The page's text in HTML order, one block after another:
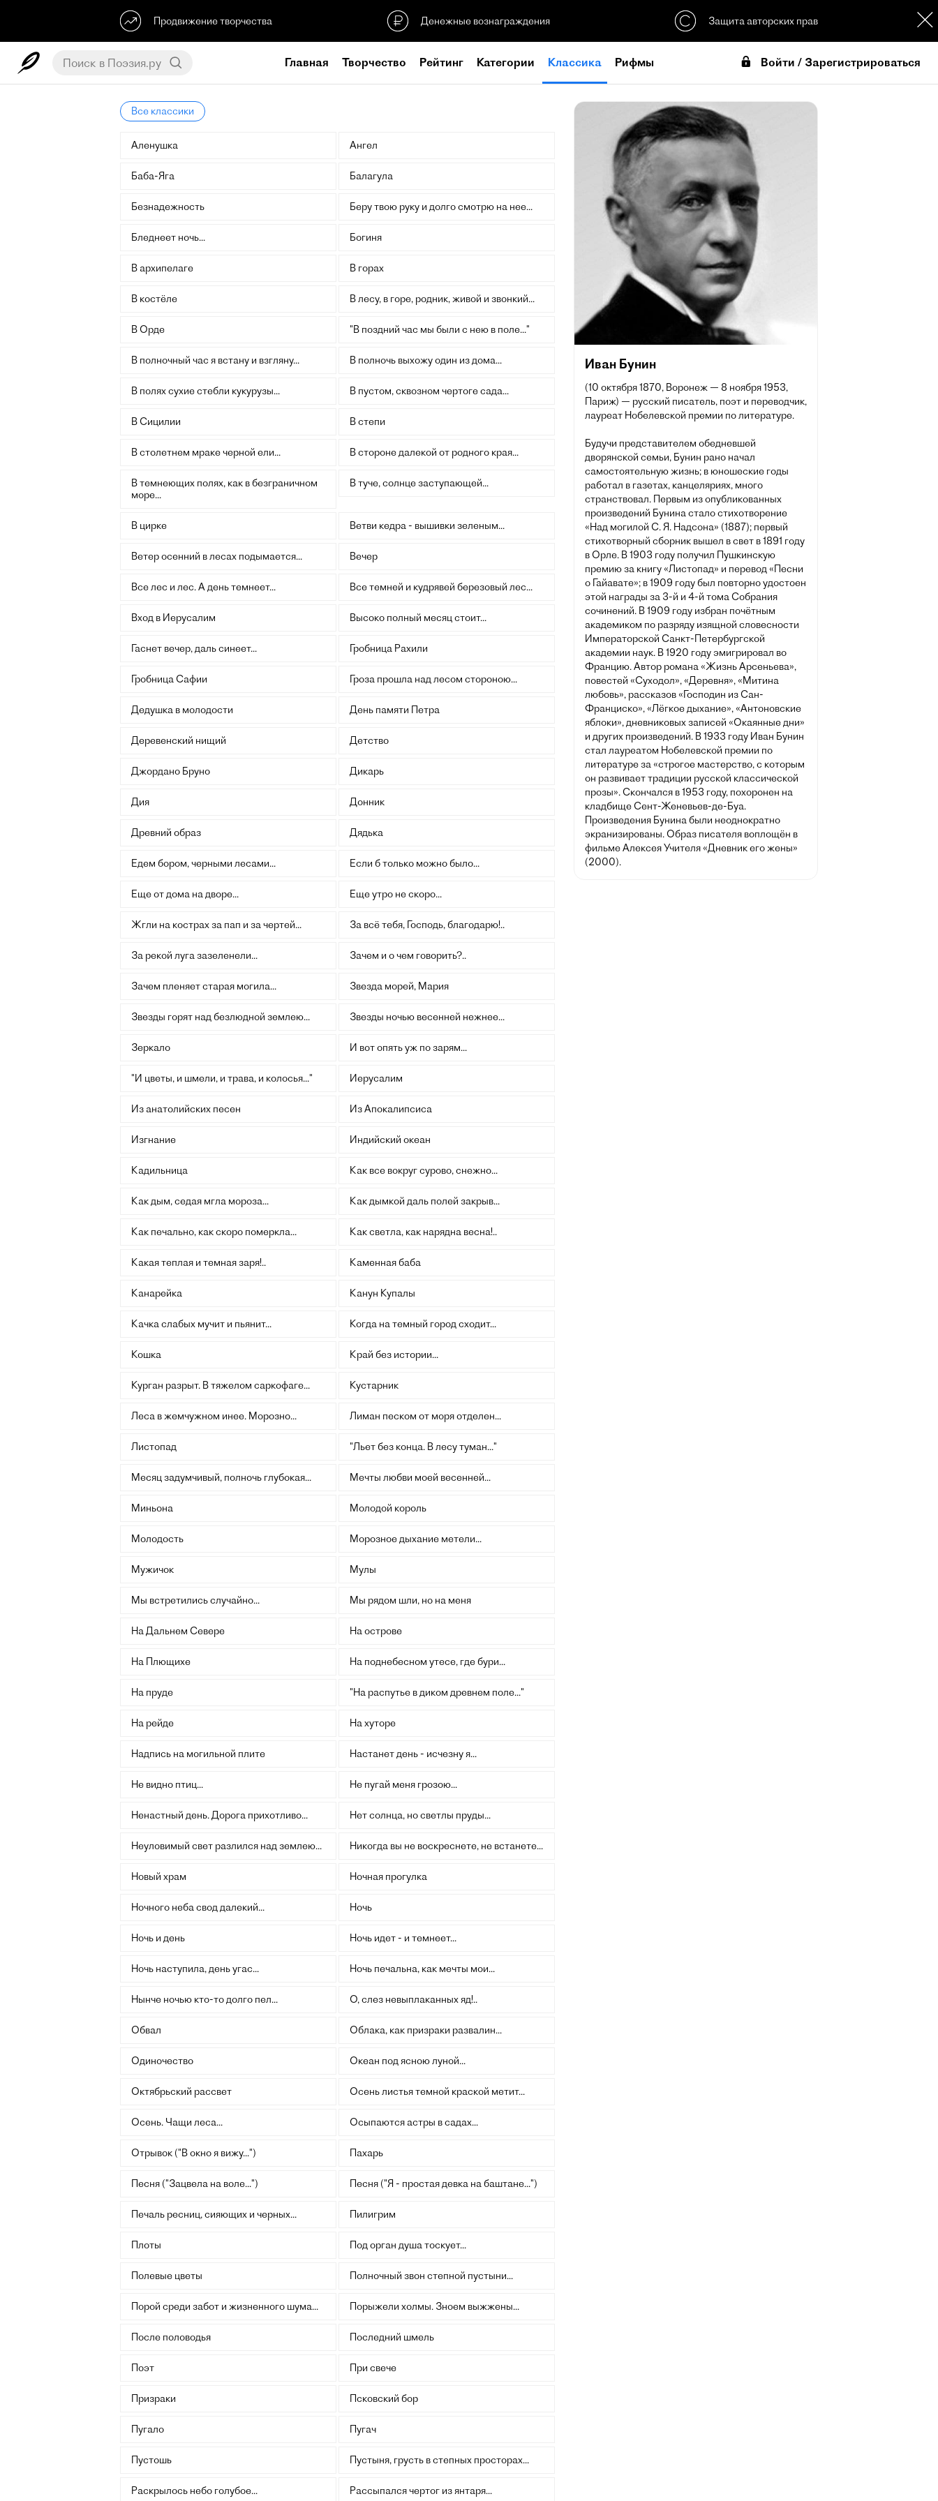
Продвижение творчества Денежные вознаграждения Защита авторских прав
Главная Творчество Рейтинг Категории Классика Рифмы Войти / Зарегистрироваться
Иван Бунин
(10 октября 1870, Воронеж — 8 ноября 1953,
Париж) — русский писатель, поэт и переводчик,
лауреат Нобелевской премии по литературе.
Будучи представителем обедневшей
дворянской семьи, Бунин рано начал
самостоятельную жизнь; в юношеские годы
работал в газетах, канцеляриях, много
странствовал. Первым из опубликованных
произведений Бунина стало стихотворение
«Над могилой С. Я. Надсона» (1887); первый
стихотворный сборник вышел в свет в 1891 году
в Орле. В 1903 году получил Пушкинскую
премию за книгу «Листопад» и перевод «Песни
о Гайавате»; в 1909 году был повторно удостоен
этой награды за 3-й и 4-й тома Собрания
сочинений. В 1909 году избран почётным
академиком по разряду изящной словесности
Императорской Санкт-Петербургской
академии наук. В 1920 году эмигрировал во
Францию. Автор романа «Жизнь Арсеньева»,
повестей «Суходол», «Деревня», «Митина
любовь», рассказов «Господин из Сан-
Франциско», «Лёгкое дыхание», «Антоновские
яблоки», дневниковых записей «Окаянные дни»
и других произведений. В 1933 году Иван Бунин
стал лауреатом Нобелевской премии по
литературе за «строгое мастерство, с которым
он развивает традиции русской классической
прозы». Скончался в 1953 году, похоронен на
кладбище Сент-Женевьев-де-Буа.
Произведения Бунина были неоднократно
экранизированы. Образ писателя воплощён в
фильме Алексея Учителя «Дневник его жены»
(2000).
Все классики
Аленушка Ангел
Баба-Яга Балагула
Безнадежность Беру твою руку и долго смотрю на нее...
Бледнеет ночь... Богиня
В архипелаге В горах
В костёле В лесу, в горе, родник, живой и звонкий...
В Орде "В поздний час мы были с нею в поле..."
В полночный час я встану и взгляну... В полночь выхожу один из дома...
В полях сухие стебли кукурузы... В пустом, сквозном чертоге сада...
В Сицилии В степи
В столетнем мраке черной ели... В стороне далекой от родного края...
В темнеющих полях, как в безграничном
море...
В туче, солнце заступающей...
В цирке Ветви кедра - вышивки зеленым...
Ветер осенний в лесах подымается... Вечер
Все лес и лес. А день темнеет... Все темней и кудрявей березовый лес...
Вход в Иерусалим Высоко полный месяц стоит...
Гаснет вечер, даль синеет... Гробница Рахили
Гробница Сафии Гроза прошла над лесом стороною...
Дедушка в молодости День памяти Петра
Деревенский нищий Детство
Джордано Бруно Дикарь
Дия Донник
Древний образ Дядька
Едем бором, черными лесами... Если б только можно было...
Еще от дома на дворе... Еще утро не скоро...
Жгли на кострах за пап и за чертей... За всё тебя, Господь, благодарю!..
За рекой луга зазеленели... Зачем и о чем говорить?..
Зачем пленяет старая могила... Звезда морей, Мария
Звезды горят над безлюдной землею... Звезды ночью весенней нежнее...
Зеркало И вот опять уж по зарям...
"И цветы, и шмели, и трава, и колосья..." Иерусалим
Из анатолийских песен Из Апокалипсиса
Изгнание Индийский океан
Кадильница Как все вокруг сурово, снежно...
Как дым, седая мгла мороза... Как дымкой даль полей закрыв...
Как печально, как скоро померкла... Как светла, как нарядна весна!..
Какая теплая и темная заря!.. Каменная баба
Канарейка Канун Купалы
Качка слабых мучит и пьянит... Когда на темный город сходит...
Кошка Край без истории...
Курган разрыт. В тяжелом саркофаге... Кустарник
Леса в жемчужном инее. Морозно... Лиман песком от моря отделен...
Листопад "Льет без конца. В лесу туман..."
Месяц задумчивый, полночь глубокая... Мечты любви моей весенней...
Миньона Молодой король
Молодость Морозное дыхание метели...
Мужичок Мулы
Мы встретились случайно... Мы рядом шли, но на меня
На Дальнем Севере На острове
На Плющихе На поднебесном утесе, где бури...
На пруде "На распутье в диком древнем поле..."
На рейде На хуторе
Надпись на могильной плите Настанет день - исчезну я...
Не видно птиц... Не пугай меня грозою...
Ненастный день. Дорога прихотливо... Нет солнца, но светлы пруды...
Неуловимый свет разлился над землею... Никогда вы не воскреснете, не встанете...
Новый храм Ночная прогулка
Ночного неба свод далекий... Ночь
Ночь и день Ночь идет - и темнеет...
Ночь наступила, день угас... Ночь печальна, как мечты мои...
Нынче ночью кто-то долго пел... О, слез невыплаканных яд!..
Обвал Облака, как призраки развалин...
Одиночество Океан под ясною луной...
Октябрьский рассвет Осень листья темной краской метит...
Осень. Чащи леса... Осыпаются астры в садах...
Отрывок ("В окно я вижу...") Пахарь
Песня ("Зацвела на воле...") Песня ("Я - простая девка на баштане...")
Печаль ресниц, сияющих и черных... Пилигрим
Плоты Под орган душа тоскует...
Полевые цветы Полночный звон степной пустыни...
Порой среди забот и жизненного шума... Порыжели холмы. Зноем выжжены...
После половодья Последний шмель
Поэт При свече
Призраки Псковский бор
Пугало Пугач
Пустошь Пустыня, грусть в степных просторах...
Раскрылось небо голубое... Рассыпался чертог из янтаря...